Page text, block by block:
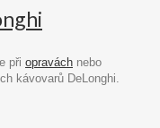
při opravách nebo
kávovarů DeLonghi.